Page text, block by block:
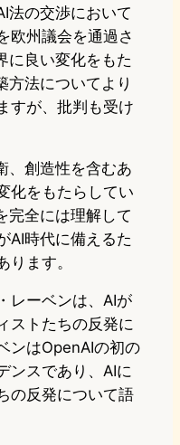
法の交渉において
欧州議会を通過さ
に良い変化をもた
方法についてより
すが、批判も受け
、創造性を含むあ
化をもたらしてい
完全には理解して
AI時代に備えるた
ます。
レーベンは、AIが
ストたちの反発に
ンはOpenAIの初の
ンスであり、AIに
の反発について語